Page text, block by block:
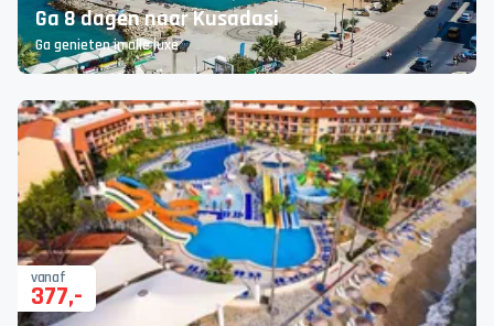
Ga 8 dagen naar Kusadasi
Ga genieten in alle luxe
vanaf
377,-